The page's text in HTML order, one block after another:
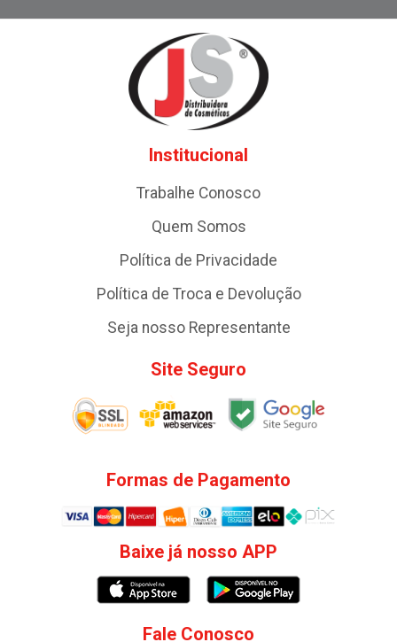
Institucional
Trabalhe Conosco
Quem Somos
Política de Privacidade
Política de Troca e Devolução
Seja nosso Representante
Site Seguro
Formas de Pagamento
Baixe já nosso APP
Fale Conosco